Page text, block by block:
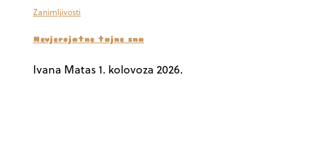
Zanimljivosti
Nevjerojatne tajne sna
Ivana Matas1. kolovoza 2026.